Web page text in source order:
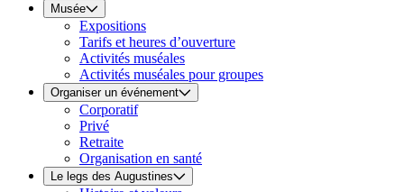
Musée
Expositions
Tarifs et heures d’ouverture
Activités muséales
Activités muséales pour groupes
Organiser un événement
Corporatif
Privé
Retraite
Organisation en santé
Le legs des Augustines